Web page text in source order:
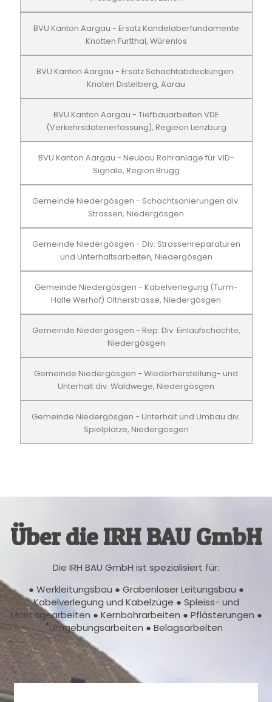
BVU Kanton Aargau - Ersatz Kandelaberfundamente
Knotten Furtthal, Würenlos
BVU Kanton Aargau - Ersatz Schachtabdeckungen.
Knoten Distelberg, Aarau
BVU Kanton Aargau - Tiefbauarbeiten VDE
(Verkehrsdatenerfassung), Regieon Lenzburg
BVU Kanton Aargau - Neubau Rohranlage für VID-
Signale, Region Brugg
Gemeinde Niedergösgen - Schachtsanierungen div.
Strassen, Niedergösgen
Gemeinde Niedergösgen - Div. Strassenreparaturen
und Unterhaltsarbeiten, Niedergösgen
Gemeinde Niedergösgen - Kabelverlegung (Turm-
Halle Werhof) Oltnerstrasse, Niedergösgen
Gemeinde Niedergösgen - Rep. Div. Einlaufschächte,
Niedergösgen
Gemeinde Niedergösgen - Wiederherstellung- und
Unterhalt div. Waldwege, Niedergösgen
Gemeinde Niedergösgen - Unterhalt und Umbau div.
Spielplätze, Niedergösgen
Über die IRH BAU GmbH
Die IRH BAU GmbH ist spezialisiert für:
● Werkleitungsbau ● Grabenloser Leitungsbau ●
Kabelverlegung und Kabelzüge ● Spleiss- und
Montagearbeiten ● Kernbohrarbeiten ● Pflästerungen ●
Umgebungsarbeiten ● Belagsarbeiten